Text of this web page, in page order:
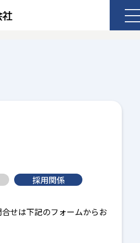
採用関係
せは下記のフォームからお